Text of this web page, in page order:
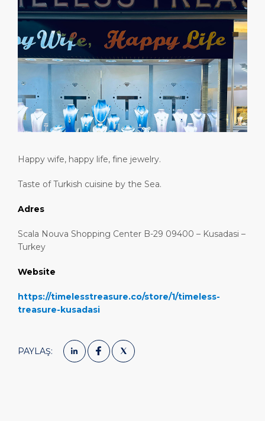
Günübirlik Rotalar
Özel İpuçları
Alışveriş ve Yemek
Lokasyon
Sağlık, Güvenlik ve Çevre
Feribot
Medya Merkezi
İletişim
LİMAN
HAKKIMIZDA
DESTİNASYON
Happy wife, happy life, fine jewelry.
Taste of Turkish cuisine by the Sea.
Adres
Scala Nouva Shopping Center B-29 09400 – Kusadasi –
Turkey
Website
https://timelesstreasure.co/store/1/timeless-
treasure-kusadasi
PAYLAŞ: